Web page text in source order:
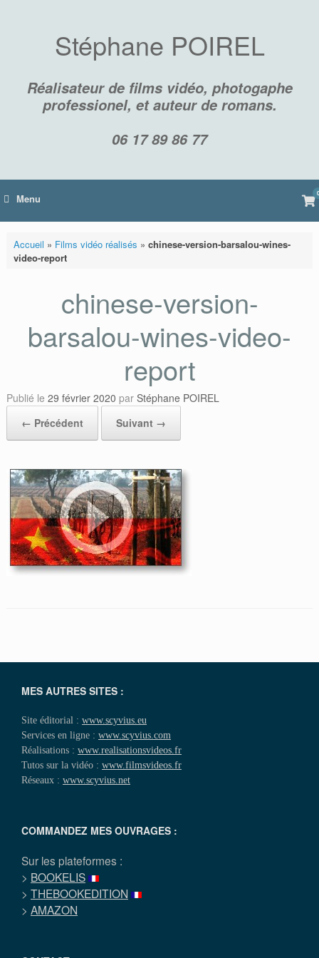
Stéphane POIREL
Réalisateur de films vidéo, photogaphe
professionel, et auteur de romans.
06 17 89 86 77
Menu 0
Accueil » Films vidéo réalisés » chinese-version-barsalou-wines-
video-report
chinese-version-
barsalou-wines-video-
report
Publié le 29 février 2020 par Stéphane POIREL
← Précédent
Suivant →
MES AUTRES SITES :
Site éditorial : www.scyvius.eu
Services en ligne : www.scyvius.com
Réalisations : www.realisationsvideos.fr
Tutos sur la vidéo : www.filmsvideos.fr
Réseaux : www.scyvius.net
COMMANDEZ MES OUVRAGES :
Sur les plateformes :
> BOOKELIS
> THEBOOKEDITION
> AMAZON